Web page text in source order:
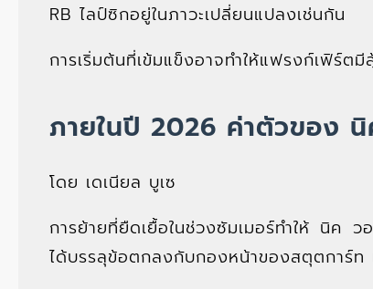
RB ไลป์ซิกอยู่ในภาวะเปลี่ยนแปลงเช่นกัน
การเริ่มต้นที่เข้มแข็งอาจทำให้แฟรงก์เฟิร์ต
ภายในปี 2026 ค่าตัวของ
โดย เดเนียล บูเซ
การย้ายที่ยืดเยื้อในช่วงซัมเมอร์ทำให้ นิค
ได้บรรลุข้อตกลงกับกองหน้าของสตุตการ์ท